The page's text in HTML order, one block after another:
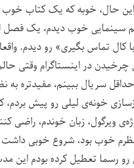
این حال، خوبه که یک کتاب خوب
سینمایی خوب دیدم، یک فصل
کال تماس بگیری» رو دیدم.
در اینستاگرام وقتی
سریال ببینم، مفید‌تره به
خونه‌ی لیلی رو پیش بردم،
ویرگول، زبان خوندم، راضی
خوب بود، شروع خوبی
رو رسما تعطیل کرده بودم این